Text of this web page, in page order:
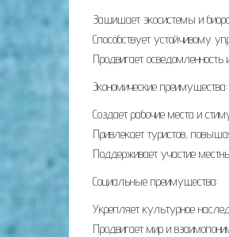
Защищает экосистемы и
Способствует устойчивому
Продвигает осведомленность
Экономические преимущества:
Создает рабочие места и
Привлекает туристов,
Поддерживает участие
Социальные преимущества:
Укрепляет культурное
Продвигает мир и